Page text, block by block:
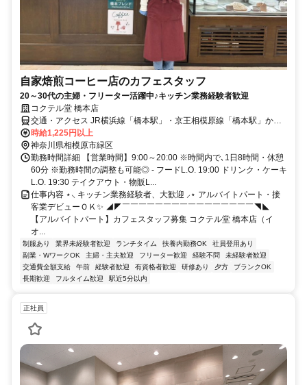
自家焙煎コーヒー店のカフェスタッフ
20～30代の主婦・フリーター活躍中♪キッチン業務経験者歓迎
コクテル堂 橋本店
交通・アクセス JR横浜線「橋本駅」・京王相模原線「橋本駅」から
徒歩5分
時給1,225円以上
神奈川県相模原市緑区
勤務時間詳細 【営業時間】9:00～20:00 ※時間内で､1日8時間・休憩
60分 ※勤務時間の調整も可能◎ - フードL.O. 19:00 ドリンク・ケーキ
L.O. 19:30 テイクアウト・物販L...
仕事内容 ⋆⸜ キッチン業務経験者、大歓迎 ⸝⋆ アルバイトパート・接
客業デビューＯＫ✨ ◢◤￣￣￣￣￣￣￣￣￣￣￣￣￣￣￣￣◥◣
【アルバイトパート】カフェスタッフ募集 コクテル堂 橋本店（イ
オ...
制服あり 業界未経験者歓迎 ランチタイム 扶養内勤務OK
社員登用あり
副業・WワークOK
主婦・主夫歓迎 フリーター歓迎 経験不問
未経験者歓迎
交通費全額支給
午前 経験者歓迎 有資格者歓迎 研修あり 夕方
ブランクOK
長期歓迎
フルタイム歓迎 駅近5分以内
正社員